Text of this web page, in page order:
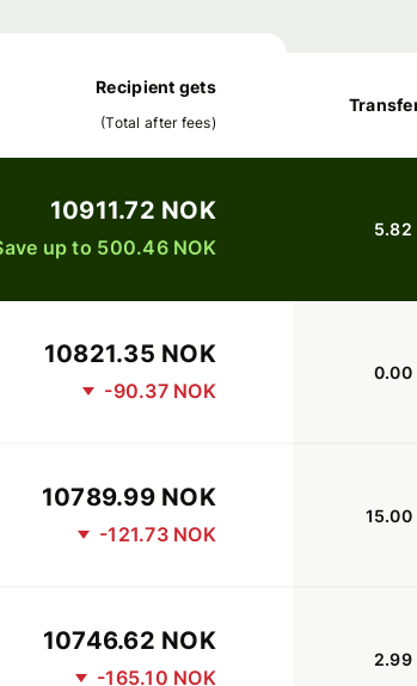
Recipient gets
(Total after fees)
10911.72 NOK
up to 500.46 NOK
5.82
10821.35 NOK
-90.37 NOK
0.00
10789.99 NOK
-121.73 NOK
15.00
10746.62 NOK
-165.10 NOK
2.99